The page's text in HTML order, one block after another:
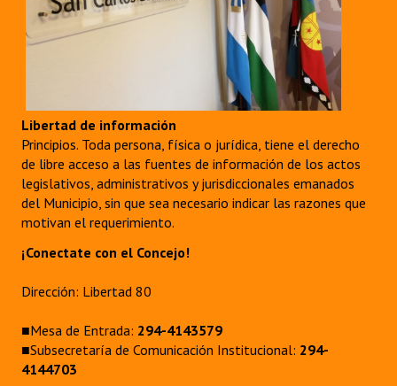
Libertad de información
Principios. Toda persona, física o jurídica, tiene el derecho
de libre acceso a las fuentes de información de los actos
legislativos, administrativos y jurisdiccionales emanados
del Municipio, sin que sea necesario indicar las razones que
motivan el requerimiento.
¡Conectate con el Concejo!
Dirección: Libertad 80
■Mesa de Entrada: 294-4143579
■Subsecretaría de Comunicación Institucional: 294-
4144703